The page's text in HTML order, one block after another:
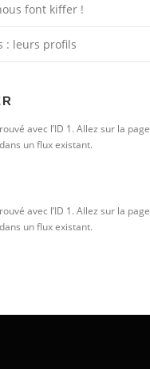
font kiffer !
: leurs profils
avec l’ID 1. Allez sur la page
un flux existant.
avec l’ID 1. Allez sur la page
un flux existant.